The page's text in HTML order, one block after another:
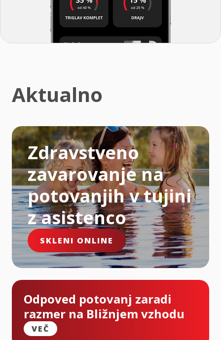
Aktualno
Zdravstveno
zavarovanje na
potovanjih v tujini
z asistenco
SKLENI ONLINE
Odpoved potovanj zaradi
razmer na Bližnjem vzhodu
VEČ